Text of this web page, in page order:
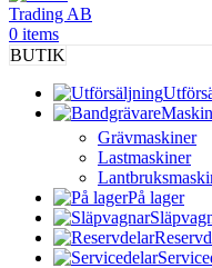
0 items
BUTIK
Grävmaskiner
Lastmaskiner
På lager